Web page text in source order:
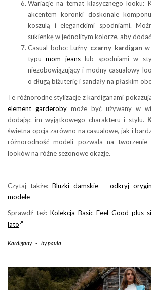
Wariacje na temat klasycznego looku:
akcentem koronki doskonale
koszulą i eleganckimi spodniami.
sukienkę w jednolitym kolorze, aby
Casual boho: Luźny czarny kardigan w
typumom jeanslub spodniami w
niezobowiązujący i modny casualowy
o długą biżuterię i sandały na płaskim
Te różnorodne stylizacje z kardiganami
element garderoby może być używany w
dodając im wyjątkowego charakteru i stylu.
świetna opcja zarówno na casualowe, jak i
różnorodność modeli pozwala na tworzenie
looków na różne sezonowe okazje.
Czytaj także: Bluzki damskie – odkryj
modele
Sprawdź też: Kolekcja Basic Feel Good plus
lato
Kardigany - bypaula